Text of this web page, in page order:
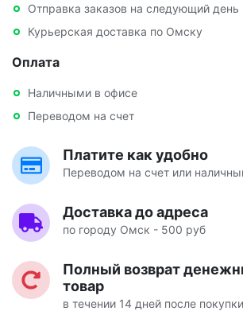
Отправка заказов на следующий день
Курьерская доставка по Омску
Оплата
Наличными в офисе
Переводом на счет
Платите как удобно
Переводом на счет или
Доставка до адреса
по городу Омск - 500 руб
Полный возврат
товар
в течении 14 дней после покупки